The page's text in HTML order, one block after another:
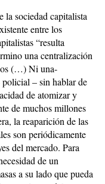
la sociedad capitalista
entre los
“resulta
una centralización
(…) Ni una-
– sin hablar de
de atomizar y
de muchos millones
la reaparición de las
son periódicamente
del mercado. Para
de un
a su lado que pueda